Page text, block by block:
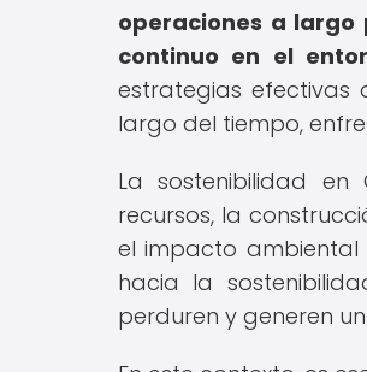
operaciones a largo
continuo en el
estrategias efectivas
largo del tiempo,
La sostenibilidad
recursos, la
el impacto ambiental
hacia la
perduren y generen